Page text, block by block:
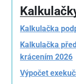
Kalkulačka
Kalkulačka
krácením 2026
Výpočet